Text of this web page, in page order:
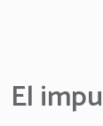
El